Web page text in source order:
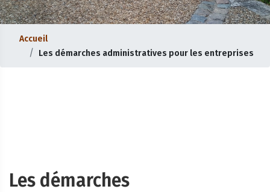
Accueil
Les démarches administratives pour les entreprises
Les démarches